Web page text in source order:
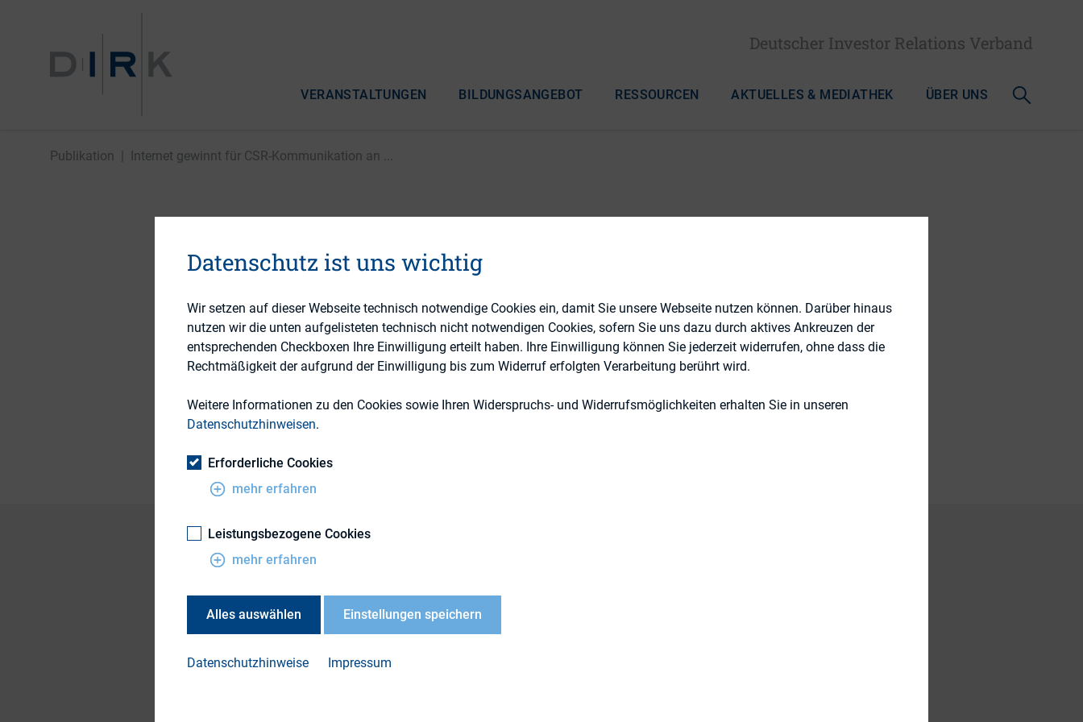
Deutscher Investor Relations Verband
VERANSTALTUNGEN BILDUNGSANGEBOT RESSOURCEN AKTUELLES & MEDIATHEK ÜBER UNS
Publikation Internet gewinnt für CSR-Kommunikation an ...
Internet gewinnt für CSR-Kommunikation
an Bedeutung
24. September 2013
Publikationsform
Ten-Unternehmen* der Indizes DAX, Dow Jones, SMI, ATX und FTSE 100 untersucht.
Implementierung von CSR.
Datenschutz ist uns wichtig
Wir setzen auf dieser Webseite technisch notwendige Cookies ein, damit Sie unsere Webseite nutzen können. Darüber hinaus
nutzen wir die unten aufgelisteten technisch nicht notwendigen Cookies, sofern Sie uns dazu durch aktives Ankreuzen der
entsprechenden Checkboxen Ihre Einwilligung erteilt haben. Ihre Einwilligung können Sie jederzeit widerrufen, ohne dass die
Rechtmäßigkeit der aufgrund der Einwilligung bis zum Widerruf erfolgten Verarbeitung berührt wird.
Weitere Informationen zu den Cookies sowie Ihren Widerspruchs- und Widerrufsmöglichkeiten erhalten Sie in unseren
Datenschutzhinweisen.
Erforderliche Cookies
mehr erfahren
Leistungsbezogene Cookies
mehr erfahren
Alles auswählen Einstellungen speichern
Datenschutzhinweise Impressum